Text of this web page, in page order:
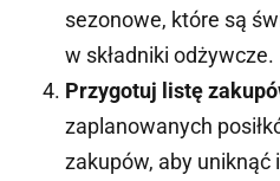
sezonowe, które są
w składniki odżywcze.
Przygotuj listę
zaplanowanych
zakupów, aby